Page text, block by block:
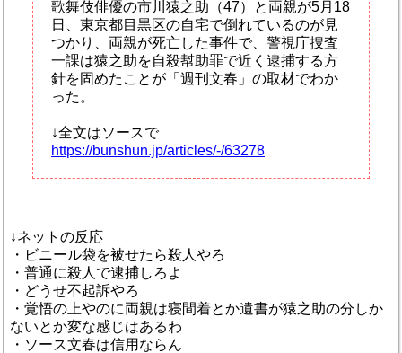
歌舞伎俳優の市川猿之助（47）と両親が5月18
日、東京都目黒区の自宅で倒れているのが見
つかり、両親が死亡した事件で、警視庁捜査
一課は猿之助を自殺幇助罪で近く逮捕する方
針を固めたことが「週刊文春」の取材でわか
った。
↓全文はソースで
https://bunshun.jp/articles/-/63278
↓ネットの反応
・ビニール袋を被せたら殺人やろ
・普通に殺人で逮捕しろよ
・どうせ不起訴やろ
・覚悟の上やのに両親は寝間着とか遺書が猿之助の分しか
ないとか変な感じはあるわ
・ソース文春は信用ならん